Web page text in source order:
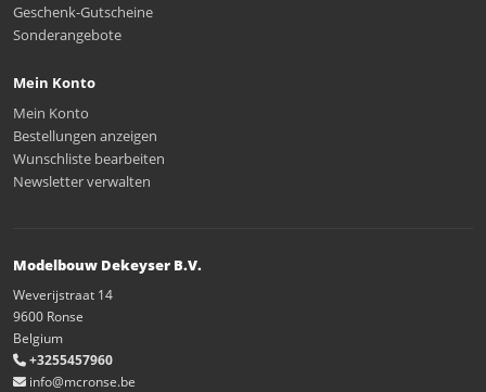
Geschenk-Gutscheine
Sonderangebote
Mein Konto
Mein Konto
Bestellungen anzeigen
Wunschliste bearbeiten
Newsletter verwalten
Modelbouw Dekeyser B.V.
Weverijstraat 14
9600 Ronse
Belgium
+3255457960
info@mcronse.be